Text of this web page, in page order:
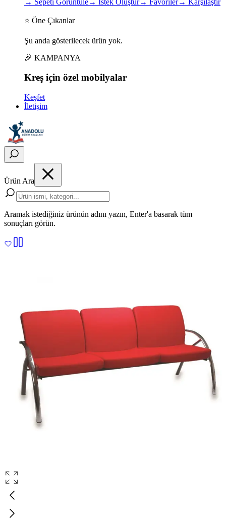
→ Sepeti Görüntüle→ İstek Oluştur→ Favoriler→ Karşılaştır
⭐ Öne Çıkanlar
Şu anda gösterilecek ürün yok.
🎉 KAMPANYA
Kreş için özel mobilyalar
Keşfet
İletişim
Ürün Ara
Aramak istediğiniz ürünün adını yazın, Enter'a basarak tüm
sonuçları görün.